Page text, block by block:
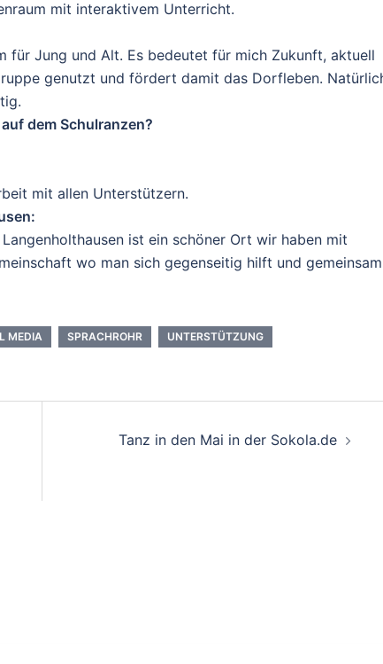
mit interaktivem Unterricht.
für Jung und Alt. Es bedeutet für mich Zukunft, aktuell
genutzt und fördert damit das Dorfleben.
dem Schulranzen?
mit allen Unterstützern.
ist ein schöner Ort wir haben mit
wo man sich gegenseitig hilft und gemeinsam
MEDIA SPRACHROHR UNTERSTÜTZUNG
Tanz in den Mai in der Sokola.de